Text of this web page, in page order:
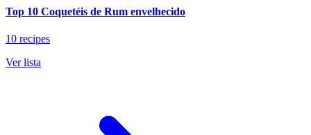
Top 10 Coquetéis de Rum envelhecido
10 recipes
Ver lista